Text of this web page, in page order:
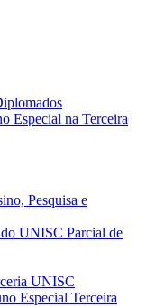
Especial na Terceira
Pesquisa e
UNISC Parcial de
UNISC
Especial Terceira